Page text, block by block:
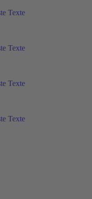
Texte
Texte
Texte
Texte